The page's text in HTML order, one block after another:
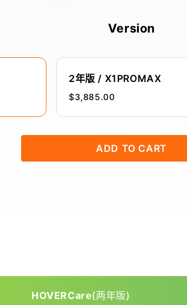
Version
2年版 / X1PROMAX
$3,885.00
ADD TO CART
HOVERCare(两年版)